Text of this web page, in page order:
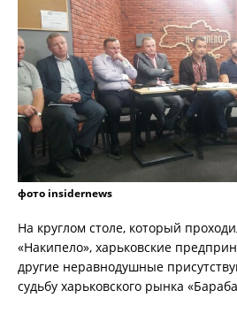
фото insidernews
На круглом столе, который
«Накипело», харьковские
другие неравнодушные
судьбу харьковского рынка